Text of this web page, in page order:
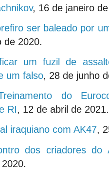
, 16 de janeiro
ser baleado por
de 2020.
um fuzil de
um falso, 28 de junho
do
RI, 12 de abril de 2021.
iraquiano com AK47,
dos criadores